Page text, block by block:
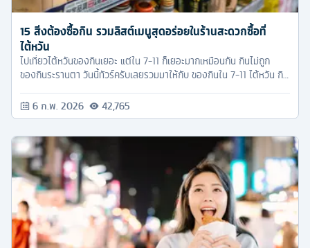
15 สิ่งต้องซื้อกิน รวมลิสต์เมนูสุดอร่อยในร้านสะดวกซื้อที่
ไต้หวัน
ไปเที่ยวไต้หวันของกินเยอะ แต่ใน 7-11 ก็เยอะมากเหมือนกัน กินไม่ถูก
ของกินระรานตา วันนี้ทัวร์ครับเลยรวมมาให้กับ ของกินใน 7-11 ไต้หวัน กิน
6 ก.พ. 2026 42,765